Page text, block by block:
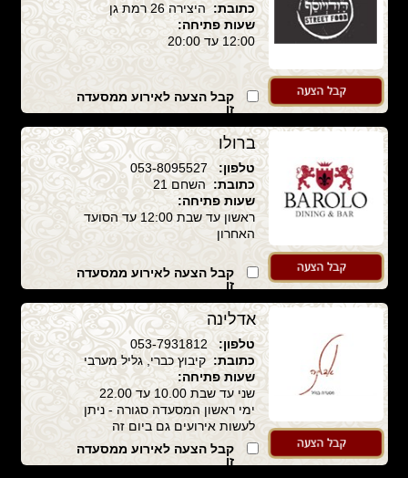
כתובת: היצירה 26 רמת גן
שעות פתיחה:
12:00 עד 20:00
קבל הצעה לאירוע ממסעדה
זו
ברולו
טלפון:053-8095527
כתובת: השחם 21
שעות פתיחה:
ראשון עד שבת 12:00 עד הסועד
האחרון
קבל הצעה לאירוע ממסעדה
זו
אדלינה
טלפון:053-7931812
כתובת: קיבוץ כברי, גליל מערבי
שעות פתיחה:
שני עד שבת 10.00 עד 22.00
ימי ראשון המסעדה סגורה - ניתן
לעשות אירועים גם ביום זה
קבל הצעה לאירוע ממסעדה
זו